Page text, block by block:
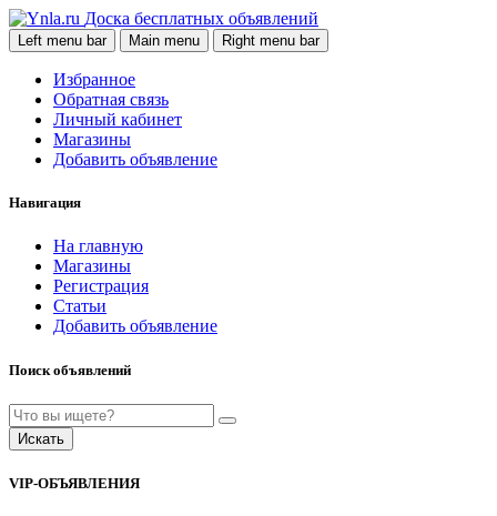
Доска бесплатных объявлений
Left menu bar Main menu Right menu bar
Избранное
Обратная связь
Личный кабинет
Магазины
Добавить объявление
Навигация
На главную
Магазины
Регистрация
Статьи
Добавить объявление
Поиск объявлений
Искать
VIP-ОБЪЯВЛЕНИЯ